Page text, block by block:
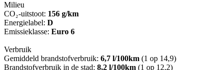
Milieu
CO₂-uitstoot: 156 g/km
Energielabel: D
Emissieklasse: Euro 6
Verbruik
Gemiddeld brandstofverbruik: 6,7 l/100km (1 op 14,9)
Brandstofverbruik in de stad: 8,2 l/100km (1 op 12,2)